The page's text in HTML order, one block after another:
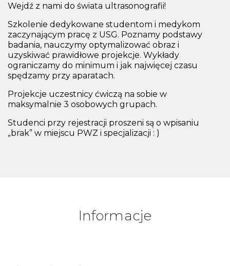
Wejdź z nami do świata ultrasonografii!
Szkolenie dedykowane studentom i medykom
zaczynającym pracę z USG. Poznamy podstawy
badania, nauczymy optymalizować obraz i
uzyskiwać prawidłowe projekcje. Wykłady
ograniczamy do minimum i jak najwięcej czasu
spędzamy przy aparatach.
Projekcje uczestnicy ćwiczą na sobie w
maksymalnie 3 osobowych grupach.
Studenci przy rejestracji proszeni są o wpisaniu
„brak” w miejscu PWZ i specjalizacji : )
Informacje